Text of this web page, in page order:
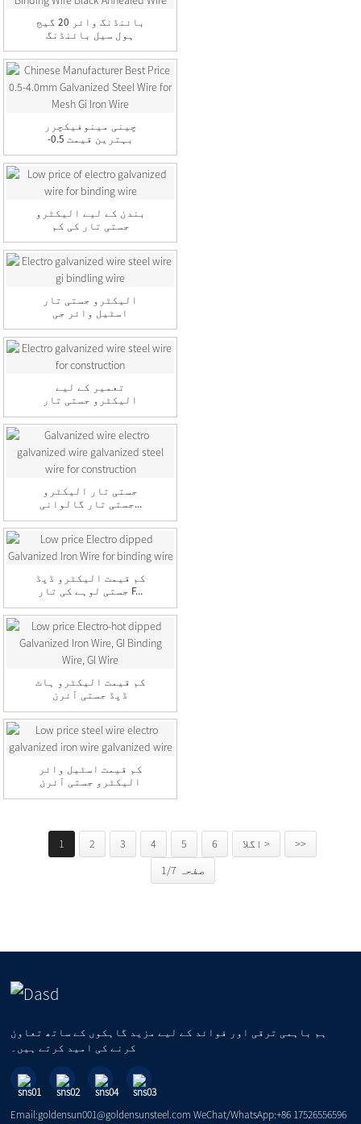
بائنڈنگ وائر 20 گیج
ہول سیل بائنڈنگ
وائر Bl...
چینی مینوفیکچرر
بہترین قیمت 0.5-
4.0mm گالوا...
بندن کے لیے الیکٹرو
جستی تار کی کم
قیمت...
الیکٹرو جستی تار
اسٹیل وائر جی
بائنڈنگ...
تعمیر کے لیے
الیکٹرو جستی تار
جستی تار الیکٹرو
جستی تار گالوانی...
کم قیمت الیکٹرو ڈپڈ
جستی لوہے کی تار F...
کم قیمت الیکٹرو ہاٹ
ڈپڈ جستی آئرن
کم قیمت اسٹیل وائر
الیکٹرو جستی آئرن
1 2 3 4 5 6 اگلا >
>>
صفحہ 1/7
ہم باہمی ترقی اور فوائد کے لیے مزید گاہکوں کے ساتھ تعاون
کرنے کی امید کرتے ہیں۔
Email:goldensun001@goldensunsteel.com WeChat/WhatsApp:+86 17526556596